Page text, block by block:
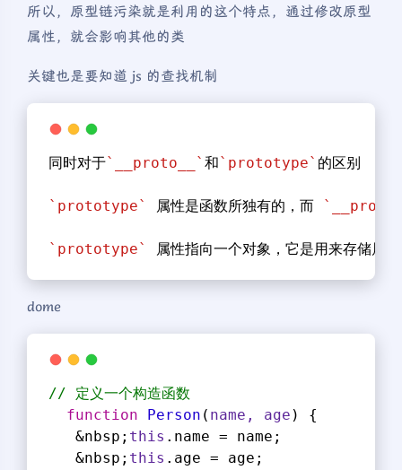
所以，原型链污染就是利用的这个特点，通过修改原型
属性，就会影响其他的类
关键也是要知道 js 的查找机制
同时对于`__proto__` 和 `prototype` 的区别
`prototype` 属性是函数所独有的，而
`prototype` 属性指向一个对象，它是用来存储属
dome
// 定义一个构造函数
function
Person ( name, age ) {
   &nbsp;
this .name = name;
   &nbsp;
this .age = age;